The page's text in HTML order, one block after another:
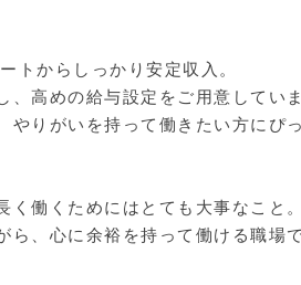
トからしっかり安定収入。
、高めの給与設定をご用意していま
やりがいを持って働きたい方にぴ
く働くためにはとても大事なこと。
ら、心に余裕を持って働ける職場で